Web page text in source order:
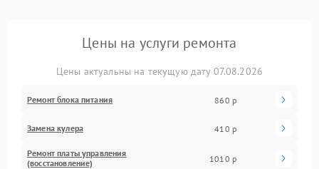
Цены на услуги ремонта
Цены актуальны на текущую дату 07.08.2026
Ремонт блока питания 860 р
Замена кулера 410 р
Ремонт платы управления
(восстановление)
1010 р